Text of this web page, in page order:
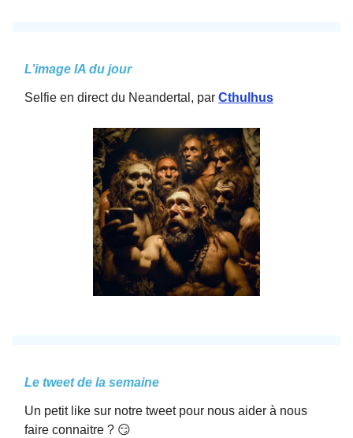
L’image IA du jour
Selfie en direct du Neandertal, par Cthulhus
Le tweet de la semaine
Un petit like sur notre tweet pour nous aider à nous
faire connaitre ? 😏